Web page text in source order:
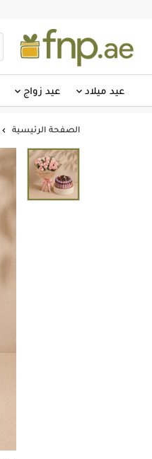
عيد ميلاد عيد زواج
الصفحة الرئيسية 